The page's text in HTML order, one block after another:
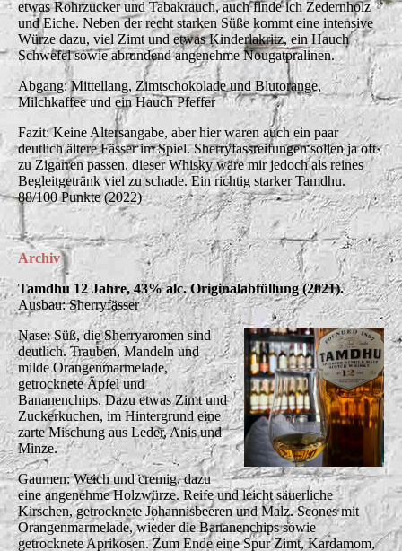
etwas Rohrzucker und Tabakrauch, auch finde ich Zedernholz
und Eiche. Neben der recht starken Süße kommt eine intensive
Würze dazu, viel Zimt und etwas Kinderlakritz, ein Hauch
Schwefel sowie abrundend angenehme Nougatpralinen.
Abgang: Mittellang, Zimtschokolade und Blutorange,
Milchkaffee und ein Hauch Pfeffer
Fazit: Keine Altersangabe, aber hier waren auch ein paar
deutlich ältere Fässer im Spiel. Sherryfassreifungen sollen ja oft
zu Zigarren passen, dieser Whisky wäre mir jedoch als reines
Begleitgetränk viel zu schade. Ein richtig starker Tamdhu.
88/100 Punkte (2022)
Archiv
Tamdhu 12 Jahre, 43% alc. Originalabfüllung (2021).
Ausbau: Sherryfässer
Nase: Süß, die Sherryaromen sind
deutlich. Trauben, Mandeln und
milde Orangenmarmelade,
getrocknete Äpfel und
Bananenchips. Dazu etwas Zimt und
Zuckerkuchen, im Hintergrund eine
zarte Mischung aus Leder, Anis und
Minze.
Gaumen: Weich und cremig, dazu
eine angenehme Holzwürze. Reife und leicht säuerliche
Kirschen, getrocknete Johannisbeeren und Malz. Scones mit
Orangenmarmelade, wieder die Bananenchips sowie
getrocknete Aprikosen. Zum Ende eine Spur Zimt, Kardamom,